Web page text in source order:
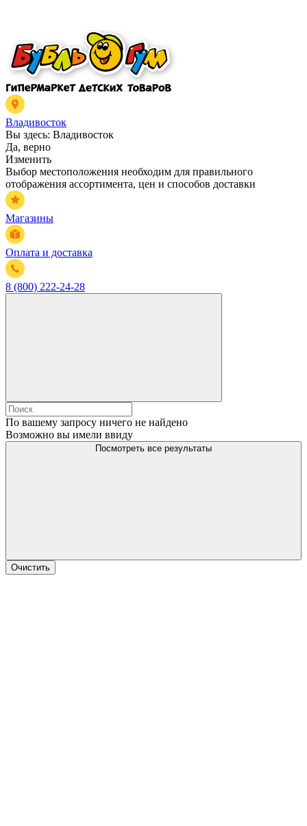
Владивосток
Вы здесь: Владивосток
Да, верно
Изменить
Выбор местоположения необходим для правильного
отображения ассортимента, цен и способов доставки
Магазины
Оплата и доставка
8 (800) 222-24-28
По вашему запросу ничего не найдено
Возможно вы имели ввиду
Посмотреть все результаты
Очистить